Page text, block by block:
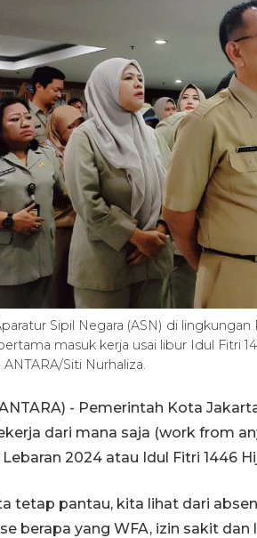
Sipil Negara (ASN) di
masuk kerja usai libur Idul Fitri
ANTARA/Siti Nurhaliza.
- Pemerintah Kota
dari mana saja (work from
2024 atau Idul Fitri 1446
tetap pantau, kita lihat dari
berapa yang WFA, izin sakit